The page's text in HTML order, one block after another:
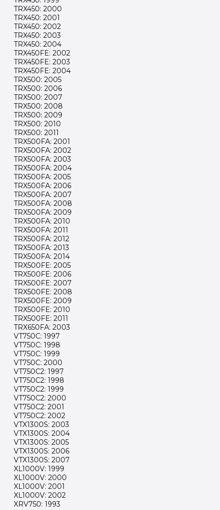
TRX450: 2000
TRX450: 2001
TRX450: 2002
TRX450: 2003
TRX450: 2004
TRX450FE: 2002
TRX450FE: 2003
TRX450FE: 2004
TRX500: 2005
TRX500: 2006
TRX500: 2007
TRX500: 2008
TRX500: 2009
TRX500: 2010
TRX500: 2011
TRX500FA: 2001
TRX500FA: 2002
TRX500FA: 2003
TRX500FA: 2004
TRX500FA: 2005
TRX500FA: 2006
TRX500FA: 2007
TRX500FA: 2008
TRX500FA: 2009
TRX500FA: 2010
TRX500FA: 2011
TRX500FA: 2012
TRX500FA: 2013
TRX500FA: 2014
TRX500FE: 2005
TRX500FE: 2006
TRX500FE: 2007
TRX500FE: 2008
TRX500FE: 2009
TRX500FE: 2010
TRX500FE: 2011
TRX650FA: 2003
VT750C: 1997
VT750C: 1998
VT750C: 1999
VT750C: 2000
VT750C2: 1997
VT750C2: 1998
VT750C2: 1999
VT750C2: 2000
VT750C2: 2001
VT750C2: 2002
VTX1300S: 2003
VTX1300S: 2004
VTX1300S: 2005
VTX1300S: 2006
VTX1300S: 2007
XL1000V: 1999
XL1000V: 2000
XL1000V: 2001
XL1000V: 2002
XRV750: 1993